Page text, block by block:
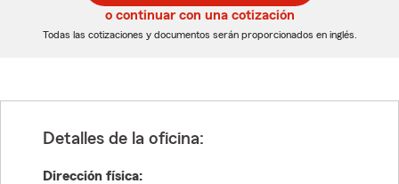
5
dígitos
5
dígitos
o continuar con una cotización
Todas las cotizaciones y documentos serán proporcionados en inglés.
Detalles de la oficina:
Dirección física: